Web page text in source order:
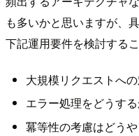
も多いかと思いますが、
下記運用要件を検討する
大規模リクエストへ
エラー処理をどうする
冪等性の考慮はどうや